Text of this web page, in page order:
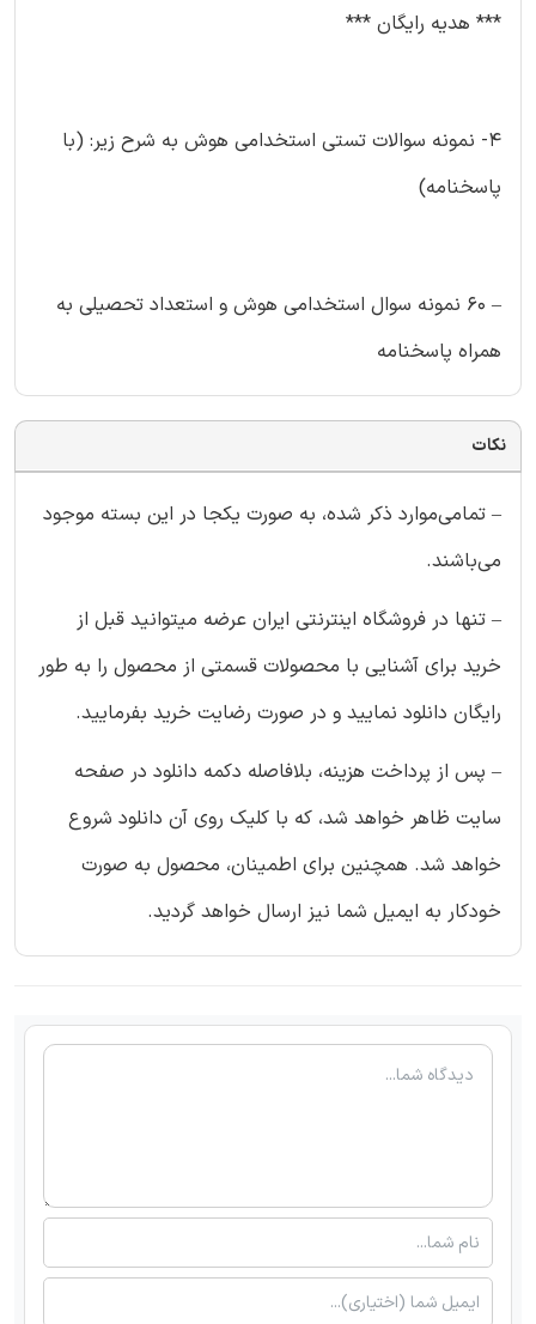
*** هدیه رایگان ***
۴- نمونه سوالات تستی استخدامی هوش به شرح زیر: (با
پاسخنامه)
– ۶۰ نمونه سوال استخدامی هوش و استعداد تحصیلی به
همراه پاسخنامه
نکات
– تمامی‌موارد ذکر شده، به صورت یکجا در این بسته موجود
می‌باشند.
– تنها در فروشگاه اینترنتی ایران عرضه میتوانید قبل از
خرید برای آشنایی با محصولات قسمتی از محصول را به طور
رایگان دانلود نمایید و در صورت رضایت خرید بفرمایید.
– پس از پرداخت هزینه، بلافاصله دکمه دانلود در صفحه
سایت ظاهر خواهد شد، که با کلیک روی آن دانلود شروع
خواهد شد. همچنین برای اطمینان، محصول به صورت
خودکار به ایمیل شما نیز ارسال خواهد گردید.